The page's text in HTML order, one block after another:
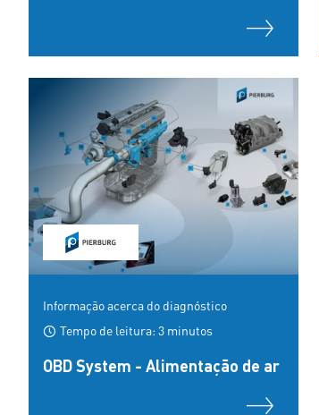
Informação acerca do diagnóstico
Tempo de leitura: 3 minutos
OBD System - Alimentação de ar